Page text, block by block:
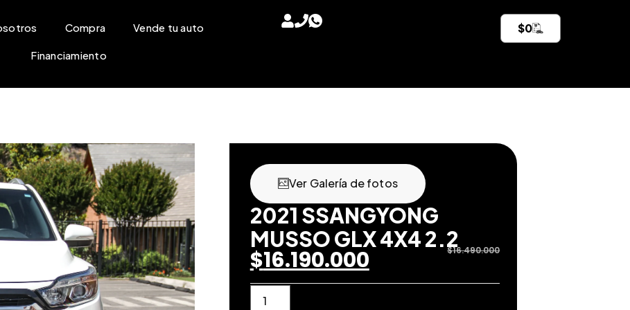
Compra Vende tu auto
Financiamiento
$0
Ver Galería de fotos
2021 SSANGYONG
MUSSO GLX 4X4 2.2
$16.490.000
$16.190.000